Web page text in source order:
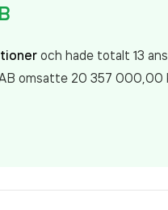
och hade totalt 13
omsatte 20 357 000,00